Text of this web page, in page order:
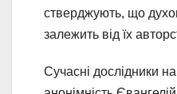
стверджують, що
залежить від їх
Сучасні дослідники